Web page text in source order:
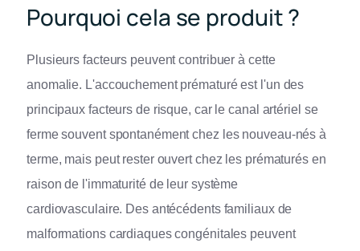
Pourquoi cela se produit ?
Plusieurs facteurs peuvent contribuer à cette
anomalie. L'accouchement prématuré est l'un des
principaux facteurs de risque, car le canal artériel se
ferme souvent spontanément chez les nouveau-nés à
terme, mais peut rester ouvert chez les prématurés en
raison de l'immaturité de leur système
cardiovasculaire. Des antécédents familiaux de
malformations cardiaques congénitales peuvent